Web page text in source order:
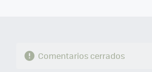
Comentarios cerrados